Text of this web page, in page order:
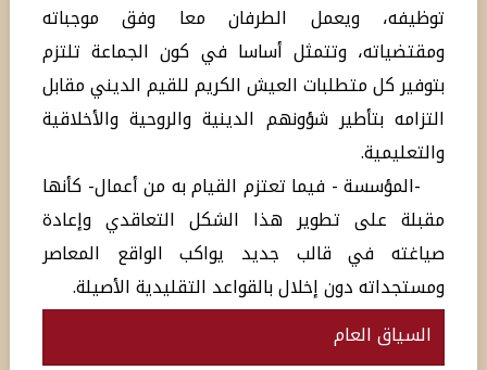
توظيفه، ويعمل الطرفان معا وفق موجباته
ومقتضياته، وتتمثل أساسا في كون الجماعة تلتزم
بتوفير كل متطلبات العيش الكريم للقيم الديني مقابل
التزامه بتأطير شؤونهم الدينية والروحية والأخلاقية
والتعليمية.
-المؤسسة - فيما تعتزم القيام به من أعمال- كأنها
مقبلة على تطوير هذا الشكل التعاقدي وإعادة
صياغته في قالب جديد يواكب الواقع المعاصر
ومستجداته دون إخلال بالقواعد التقليدية الأصيلة.
السياق العام